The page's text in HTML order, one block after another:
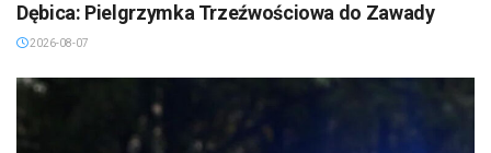
Dębica: Pielgrzymka Trzeźwościowa do Zawady
2026-08-07